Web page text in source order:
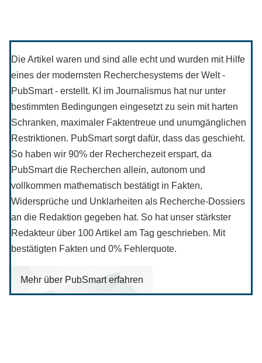
Die Artikel waren und sind alle echt und wurden mit Hilfe
eines der modernsten Recherchesystems der Welt -
PubSmart - erstellt. KI im Journalismus hat nur unter
bestimmten Bedingungen eingesetzt zu sein mit harten
Schranken, maximaler Faktentreue und unumgänglichen
Restriktionen. PubSmart sorgt dafür, dass das geschieht.
So haben wir 90% der Recherchezeit erspart, da
PubSmart die Recherchen allein, autonom und
vollkommen mathematisch bestätigt in Fakten,
Widersprüche und Unklarheiten als Recherche-Dossiers
an die Redaktion gegeben hat. So hat unser stärkster
Redakteur über 100 Artikel am Tag geschrieben. Mit
bestätigten Fakten und 0% Fehlerquote.
Mehr über PubSmart erfahren